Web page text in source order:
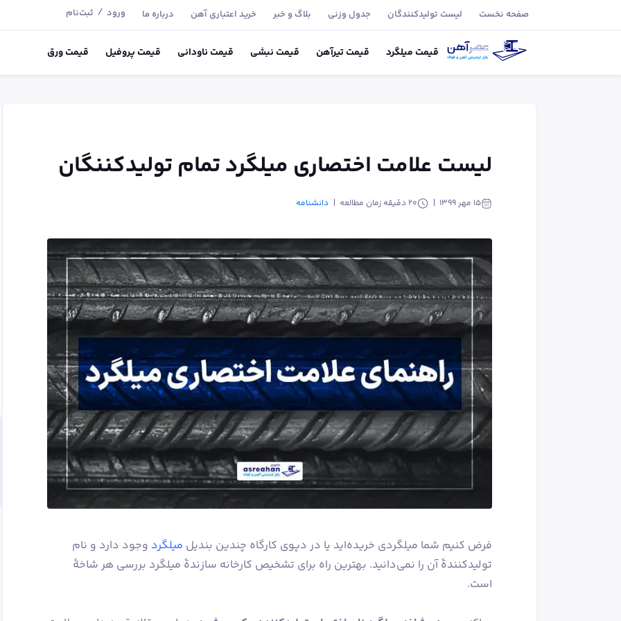
صفحه نخست لیست تولید‌کنندگان جدول وزنی بلاگ و خبر خرید اعتباری آهن درباره ما ورود / ثبت‌نام
قیمت میلگرد قیمتتیر‌آهن قیمت نبشی قیمت ناودانی قیمت پروفیل قیمتورق
لیست علامت اختصاری میلگرد تمام تولیدکننگان
۱۵ مهر ۱۳۹۹ 20 دقیقه زمان مطالعه دانشنامه
فرض کنیم شما میلگردی خریده‌اید یا در دپوی کارگاه چندین بندیل میلگرد وجود دارد و نام
تولیدکنندۀ آن را نمی‌دانید. بهترین راه برای تشخیص کارخانه سازندۀ میلگرد بررسی هر شاخۀ
است.